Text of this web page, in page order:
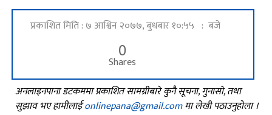
प्रकाशित मिति : ७ आश्विन २०७७, बुधबार १०:५५ : बजे
0
Shares
अनलाइनपाना डटकममा प्रकाशित सामग्रीबारे कुनै सूचना, गुनासो, तथा
सुझाव भए हामीलाईonlinepana@gmail.comमा लेखी पठाउनुहोला ।